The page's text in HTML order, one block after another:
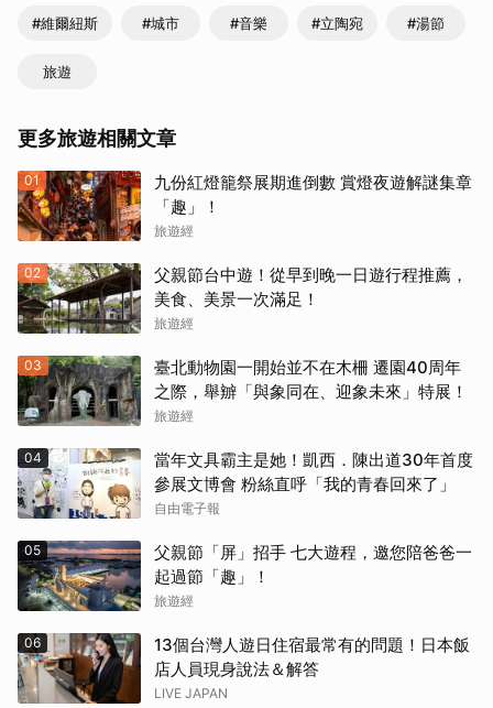
#維爾紐斯 #城市 #音樂 #立陶宛 #湯節
旅遊
更多旅遊相關文章
01
九份紅燈籠祭展期進倒數 賞燈夜遊解謎集章
「趣」！
旅遊經
02
父親節台中遊！從早到晚一日遊行程推薦，
美食、美景一次滿足！
旅遊經
03
臺北動物園一開始並不在木柵 遷園40周年
之際，舉辧「與象同在、迎象未來」特展！
旅遊經
04
當年文具霸主是她！凱西．陳出道30年首度
參展文博會 粉絲直呼「我的青春回來了」
自由電子報
05
父親節「屏」招手 七大遊程，邀您陪爸爸一
起過節「趣」！
旅遊經
06
13個台灣人遊日住宿最常有的問題！日本飯
店人員現身說法＆解答
LIVE JAPAN